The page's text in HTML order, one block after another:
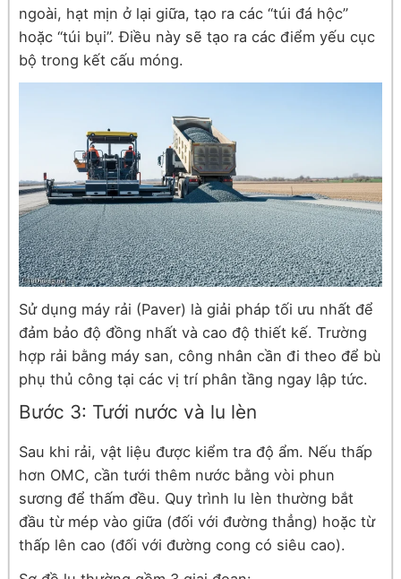
ngoài, hạt mịn ở lại giữa, tạo ra các “túi đá hộc”
hoặc “túi bụi”. Điều này sẽ tạo ra các điểm yếu cục
bộ trong kết cấu móng.
Sử dụng máy rải (Paver) là giải pháp tối ưu nhất để
đảm bảo độ đồng nhất và cao độ thiết kế. Trường
hợp rải bằng máy san, công nhân cần đi theo để bù
phụ thủ công tại các vị trí phân tầng ngay lập tức.
Bước 3: Tưới nước và lu lèn
Sau khi rải, vật liệu được kiểm tra độ ẩm. Nếu thấp
hơn OMC, cần tưới thêm nước bằng vòi phun
sương để thấm đều. Quy trình lu lèn thường bắt
đầu từ mép vào giữa (đối với đường thẳng) hoặc từ
thấp lên cao (đối với đường cong có siêu cao).